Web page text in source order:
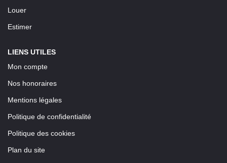
Louer
Estimer
LIENS UTILES
Mon compte
Nos honoraires
Mentions légales
Politique de confidentialité
Politique des cookies
Plan du site